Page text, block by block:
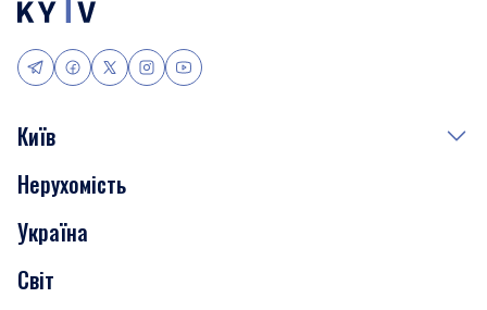
Київ
Події
Скандали
Нерухомість
Нерухомість
Україна
Світ